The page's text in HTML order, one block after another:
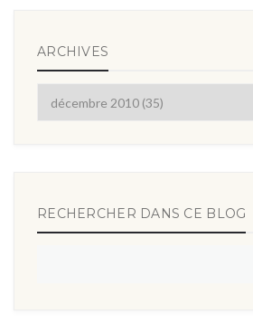
ARCHIVES
RECHERCHER DANS CE BLOG